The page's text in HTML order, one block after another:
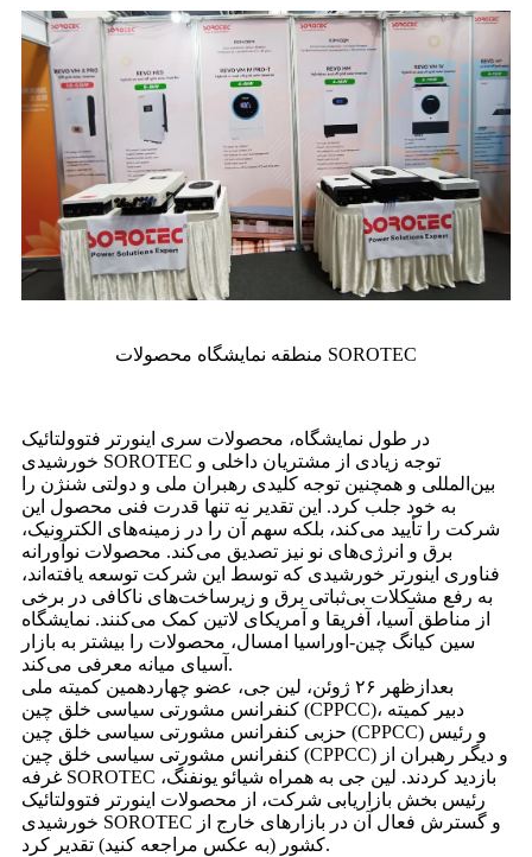
منطقه نمایشگاه محصولات SOROTEC
در طول نمایشگاه، محصولات سری اینورتر فتوولتائیک
خورشیدی SOROTEC توجه زیادی از مشتریان داخلی و
بین‌المللی و همچنین توجه کلیدی رهبران ملی و دولتی شنژن را
به خود جلب کرد. این تقدیر نه تنها قدرت فنی محصول این
شرکت را تأیید می‌کند، بلکه سهم آن را در زمینه‌های الکترونیک،
برق و انرژی‌های نو نیز تصدیق می‌کند. محصولات نوآورانه
فناوری اینورتر خورشیدی که توسط این شرکت توسعه یافته‌اند،
به رفع مشکلات بی‌ثباتی برق و زیرساخت‌های ناکافی در برخی
از مناطق آسیا، آفریقا و آمریکای لاتین کمک می‌کنند. نمایشگاه
سین کیانگ چین-اوراسیا امسال، محصولات را بیشتر به بازار
آسیای میانه معرفی می‌کند.
بعدازظهر ۲۶ ژوئن، لین جی، عضو چهاردهمین کمیته ملی
کنفرانس مشورتی سیاسی خلق چین (CPPCC)، دبیر کمیته
حزبی کنفرانس مشورتی سیاسی خلق چین (CPPCC) و رئیس
کنفرانس مشورتی سیاسی خلق چین (CPPCC) و دیگر رهبران از
غرفه SOROTEC بازدید کردند. لین جی به همراه شیائو یونفنگ،
رئیس بخش بازاریابی شرکت، از محصولات اینورتر فتوولتائیک
خورشیدی SOROTEC و گسترش فعال آن در بازارهای خارج از
کشور (به عکس مراجعه کنید) تقدیر کرد.